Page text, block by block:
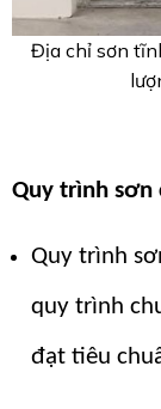
Địa chỉ sơn
Quy trình sơn
Quy trình
quy trình
đạt tiêu